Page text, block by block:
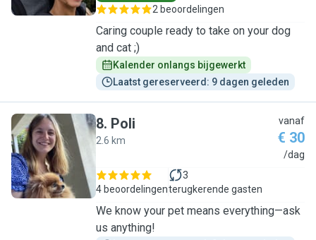
2 beoordelingen
Caring couple ready to take on your dog
and cat ;)
Kalender onlangs bijgewerkt
Laatst gereserveerd: 9 dagen geleden
P
8. Poli
2.6 km
vanaf
€ 30
/dag
4 beoordelingen
3
terugkerende gasten
We know your pet means everything—ask
us anything!